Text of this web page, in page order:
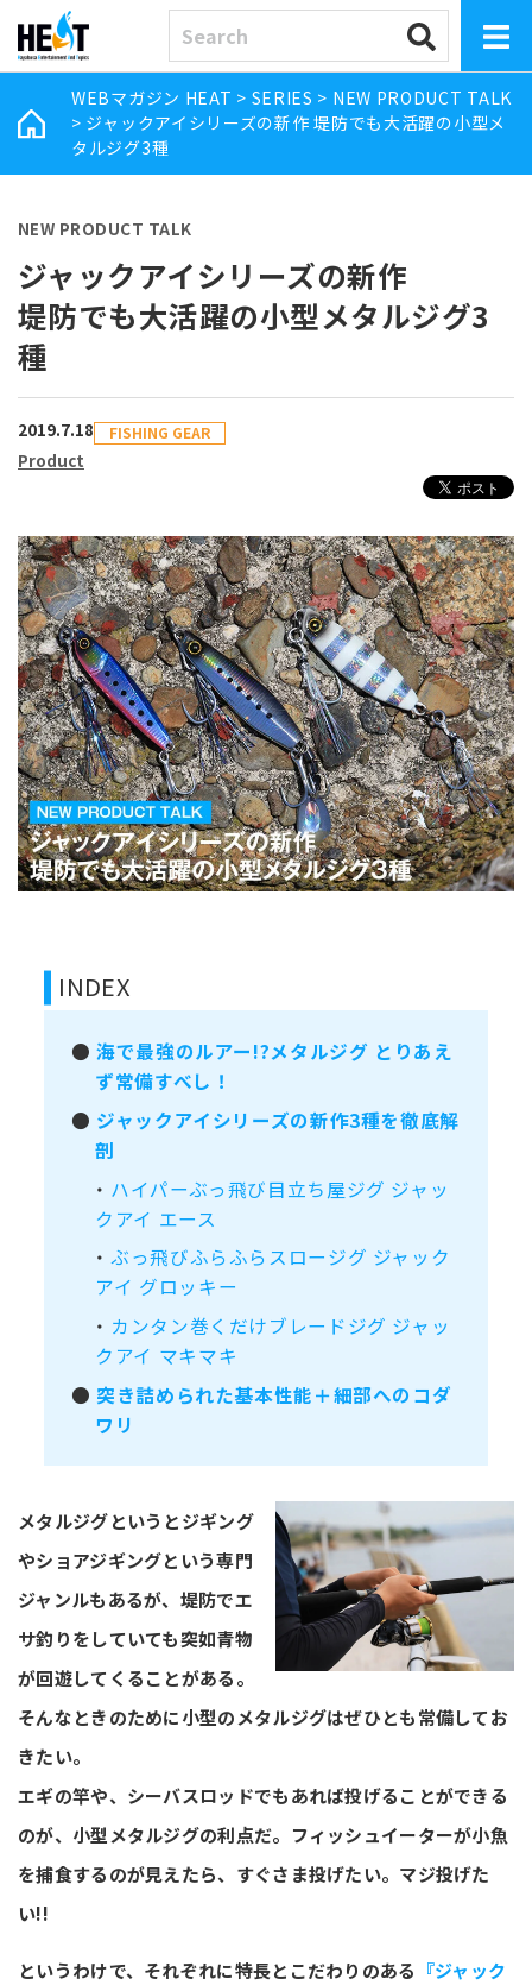
WEBマガジン HEAT > SERIES > NEW PRODUCT TALK
> ジャックアイシリーズの新作 堤防でも大活躍の小型メ
タルジグ3種
NEW PRODUCT TALK
ジャックアイシリーズの新作
堤防でも大活躍の小型メタルジグ3
種
2019.7.18 FISHING GEAR
Product
INDEX
●海で最強のルアー!?メタルジグ とりあえ
ず常備すべし！
● ジャックアイシリーズの新作3種を徹底解
剖
・ ハイパーぶっ飛び目立ち屋ジグ ジャッ
クアイ エース
・ぶっ飛びふらふらスロージグ ジャック
アイ グロッキー
・ カンタン巻くだけブレードジグ ジャッ
クアイ マキマキ
● 突き詰められた基本性能＋細部へのコダ
ワリ
メタルジグというとジギング
やショアジギングという専門
ジャンルもあるが、堤防でエ
サ釣りをしていても突如青物
が回遊してくることがある。
そんなときのために小型のメタルジグはぜひとも常備してお
きたい。
エギの竿や、シーバスロッドでもあれば投げることができる
のが、小型メタルジグの利点だ。フィッシュイーターが小魚
を捕食するのが見えたら、すぐさま投げたい。マジ投げた
い!!
というわけで、それぞれに特長とこだわりのある 『ジャック